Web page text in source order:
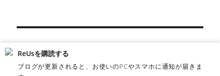
管理
ReUsを購読する
ブログが更新されると、お使いのPCやスマホに通知が届きま